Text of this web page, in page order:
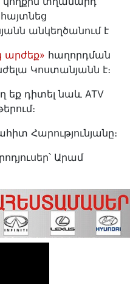
անկեղծանում է
արժեք» հաղորդման
Կոստանյանն է։
եք դիտել նաև ATV
Հարությունյանը։
Արամ